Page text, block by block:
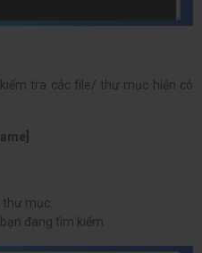
tra các file/ thư mục hiện có
mục.
đang tìm kiếm.